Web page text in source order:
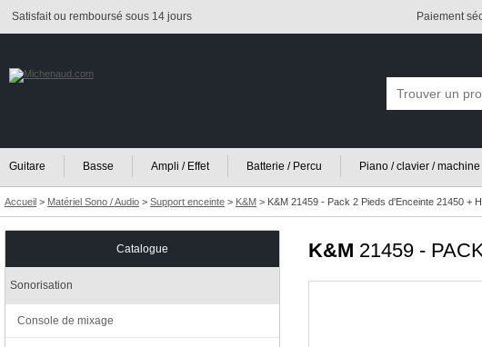
Satisfait ou remboursé sous 14 jours Paiement
Guitare Basse Ampli / Effet Batterie / Percu Piano / clavier / machine
Accueil > Matériel Sono / Audio > Support enceinte > K&M > K&M 21459 - Pack 2 Pieds d'Enceinte 21450 +
K&M 21459 -
Catalogue
Sonorisation
Console de mixage